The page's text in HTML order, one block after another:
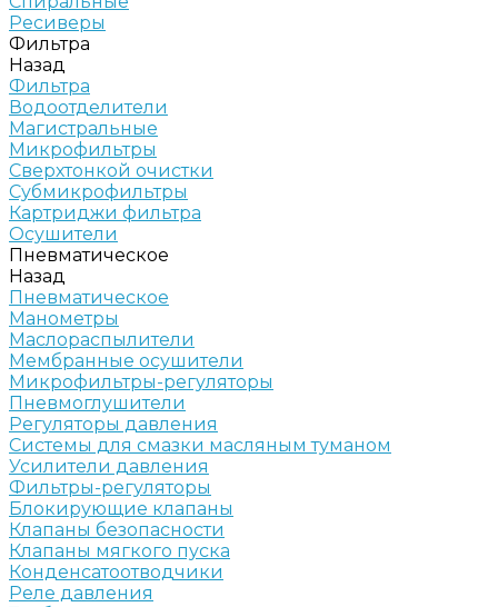
Ресиверы
Фильтра
Назад
Фильтра
Водоотделители
Магистральные
Микрофильтры
Сверхтонкой очистки
Субмикрофильтры
Картриджи фильтра
Осушители
Пневматическое
Назад
Пневматическое
Манометры
Маслораспылители
Мембранные осушители
Микрофильтры-регуляторы
Пневмоглушители
Регуляторы давления
Системы для смазки масляным туманом
Усилители давления
Фильтры-регуляторы
Блокирующие клапаны
Клапаны безопасности
Клапаны мягкого пуска
Конденсатоотводчики
Реле давления